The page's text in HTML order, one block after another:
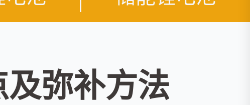
弥补方法